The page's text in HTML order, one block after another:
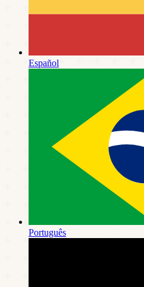
Español
Português